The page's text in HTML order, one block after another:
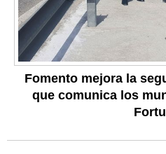
Fomento mejora la
que comunica los